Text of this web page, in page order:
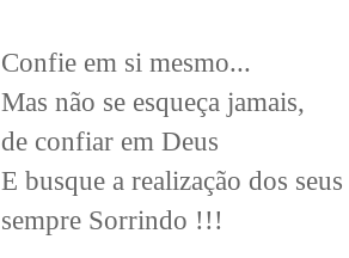
Confie em si mesmo...
Mas não se esqueça jamais,
de confiar em Deus
E busque a realização dos
sempre Sorrindo !!!